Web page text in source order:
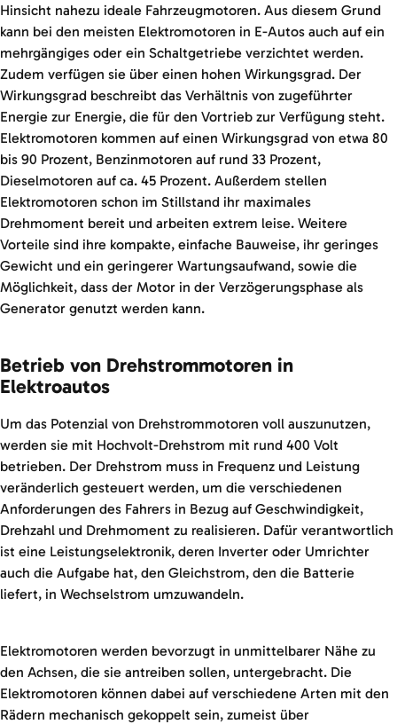
Hinsicht nahezu ideale Fahrzeugmotoren. Aus diesem Grund
kann bei den meisten Elektromotoren in E-Autos auch auf ein
mehrgängiges oder ein Schaltgetriebe verzichtet werden.
Zudem verfügen sie über einen hohen Wirkungsgrad. Der
Wirkungsgrad beschreibt das Verhältnis von zugeführter
Energie zur Energie, die für den Vortrieb zur Verfügung steht.
Elektromotoren kommen auf einen Wirkungsgrad von etwa 80
bis 90 Prozent, Benzinmotoren auf rund 33 Prozent,
Dieselmotoren auf ca. 45 Prozent. Außerdem stellen
Elektromotoren schon im Stillstand ihr maximales
Drehmoment bereit und arbeiten extrem leise. Weitere
Vorteile sind ihre kompakte, einfache Bauweise, ihr geringes
Gewicht und ein geringerer Wartungsaufwand, sowie die
Möglichkeit, dass der Motor in der Verzögerungsphase als
Generator genutzt werden kann.
Betrieb von Drehstrommotoren in
Elektroautos
Um das Potenzial von Drehstrommotoren voll auszunutzen,
werden sie mit Hochvolt-Drehstrom mit rund 400 Volt
betrieben. Der Drehstrom muss in Frequenz und Leistung
veränderlich gesteuert werden, um die verschiedenen
Anforderungen des Fahrers in Bezug auf Geschwindigkeit,
Drehzahl und Drehmoment zu realisieren. Dafür verantwortlich
ist eine Leistungselektronik, deren Inverter oder Umrichter
auch die Aufgabe hat, den Gleichstrom, den die Batterie
liefert, in Wechselstrom umzuwandeln.
Elektromotoren werden bevorzugt in unmittelbarer Nähe zu
den Achsen, die sie antreiben sollen, untergebracht. Die
Elektromotoren können dabei auf verschiedene Arten mit den
Rädern mechanisch gekoppelt sein, zumeist über